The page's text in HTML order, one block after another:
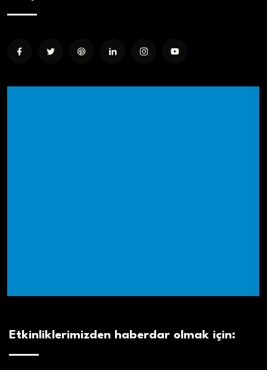
Etkinliklerimizden haberdar olmak için: